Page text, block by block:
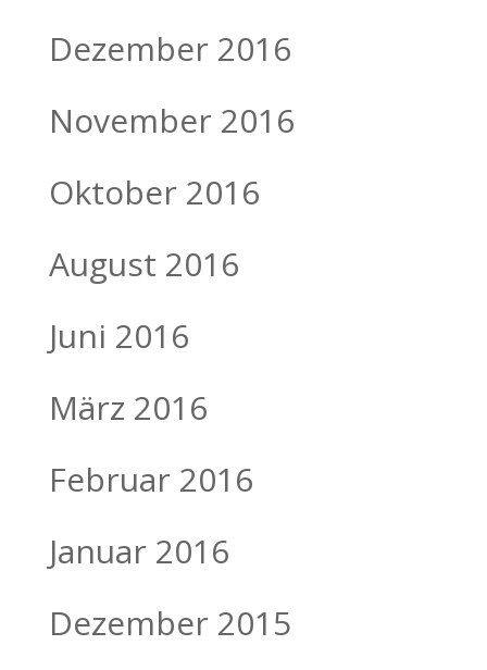
Dezember 2016
November 2016
Oktober 2016
August 2016
Juni 2016
März 2016
Februar 2016
Januar 2016
Dezember 2015